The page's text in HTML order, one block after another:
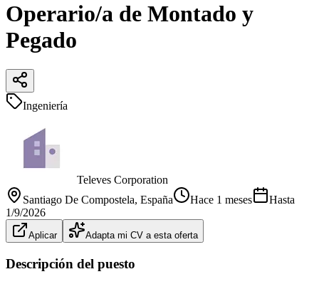
Operario/a de Montado y
Pegado
Ingeniería
Televes Corporation
Santiago De Compostela, España Hace 1 meses
Hasta
1/9/2026
Aplicar Adapta mi CV a esta oferta
Descripción del puesto